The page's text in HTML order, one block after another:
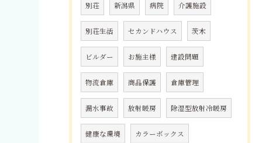
別荘 新潟県 病院 介護施設
別荘生活 セカンドハウス 茨木
ビルダー お施主様 建設問題
物流倉庫 商品保護 倉庫管理
漏水事故 放射暖房 除湿型放射冷暖房
健康な環境 カラーボックス